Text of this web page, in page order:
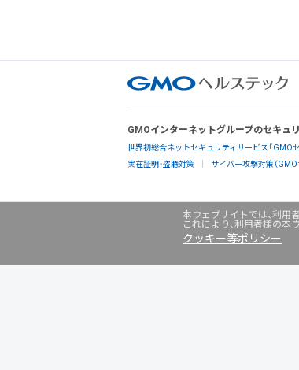
本ウェブサイトでは、利用
これにより、利用者様の本
クッキー等ポリシー
GMOインターネットグループのセキュ
世界初総合ネットセキュリティサービス「GMO
実在証明・盗聴対策 サイバー攻撃対策（